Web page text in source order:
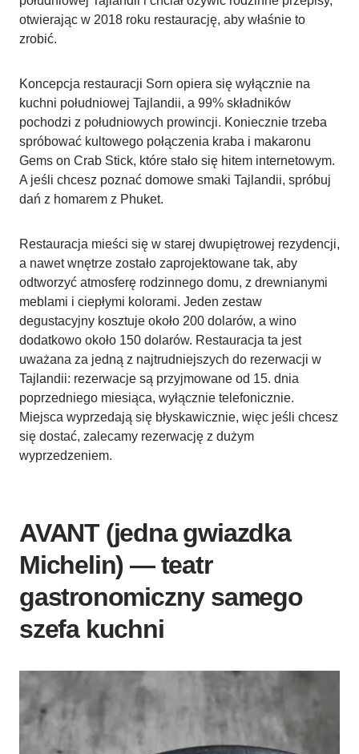
otwierając w 2018 roku restaurację, aby właśnie to
zrobić.
Koncepcja restauracji Sorn opiera się wyłącznie na
kuchni południowej Tajlandii, a 99% składników
pochodzi z południowych prowincji. Koniecznie trzeba
spróbować kultowego połączenia kraba i makaronu
Gems on Crab Stick, które stało się hitem internetowym.
A jeśli chcesz poznać domowe smaki Tajlandii, spróbuj
dań z homarem z Phuket.
Restauracja mieści się w starej dwupiętrowej rezydencji,
a nawet wnętrze zostało zaprojektowane tak, aby
odtworzyć atmosferę rodzinnego domu, z drewnianymi
meblami i ciepłymi kolorami. Jeden zestaw
degustacyjny kosztuje około 200 dolarów, a wino
dodatkowo około 150 dolarów. Restauracja ta jest
uważana za jedną z najtrudniejszych do rezerwacji w
Tajlandii: rezerwacje są przyjmowane od 15. dnia
poprzedniego miesiąca, wyłącznie telefonicznie.
Miejsca wyprzedają się błyskawicznie, więc jeśli chcesz
się dostać, zalecamy rezerwację z dużym
wyprzedzeniem.
AVANT (jedna gwiazdka
Michelin) — teatr
gastronomiczny samego
szefa kuchni